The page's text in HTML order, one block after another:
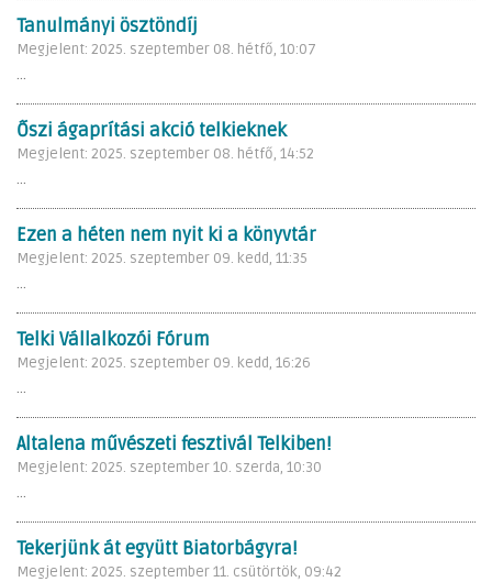
Tanulmányi ösztöndíj
Megjelent: 2025. szeptember 08. hétfő, 10:07
...
Őszi ágaprítási akció telkieknek
Megjelent: 2025. szeptember 08. hétfő, 14:52
...
Ezen a héten nem nyit ki a könyvtár
Megjelent: 2025. szeptember 09. kedd, 11:35
...
Telki Vállalkozói Fórum
Megjelent: 2025. szeptember 09. kedd, 16:26
...
Altalena művészeti fesztivál Telkiben!
Megjelent: 2025. szeptember 10. szerda, 10:30
...
Tekerjünk át együtt Biatorbágyra!
Megjelent: 2025. szeptember 11. csütörtök, 09:42